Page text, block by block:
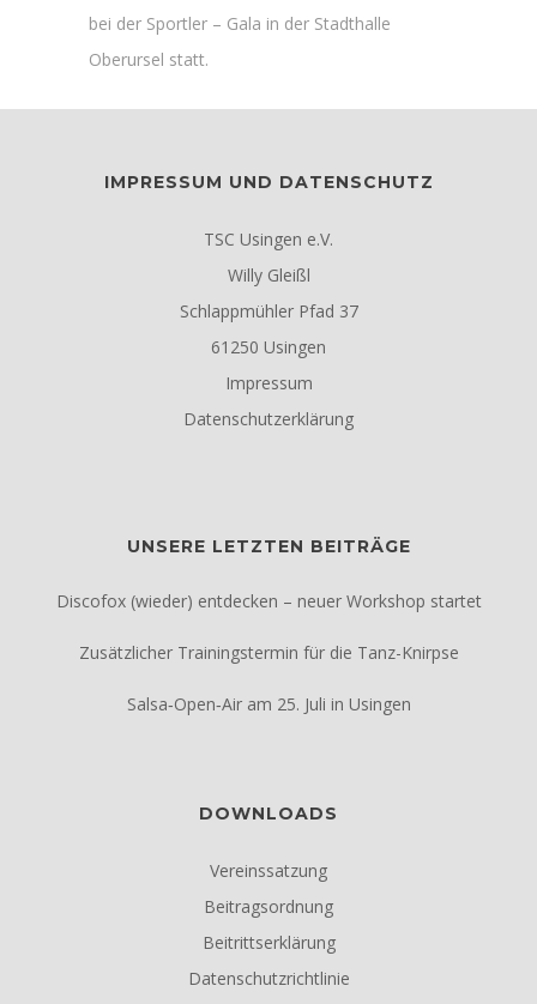
bei der Sportler – Gala in der Stadthalle
Oberursel statt.
IMPRESSUM UND DATENSCHUTZ
TSC Usingen e.V.
Willy Gleißl
Schlappmühler Pfad 37
61250 Usingen
Impressum
Datenschutzerklärung
UNSERE LETZTEN BEITRÄGE
Discofox (wieder) entdecken – neuer Workshop startet
Zusätzlicher Trainingstermin für die Tanz-Knirpse
Salsa‑Open‑Air am 25. Juli in Usingen
DOWNLOADS
Vereinssatzung
Beitragsordnung
Beitrittserklärung
Datenschutzrichtlinie